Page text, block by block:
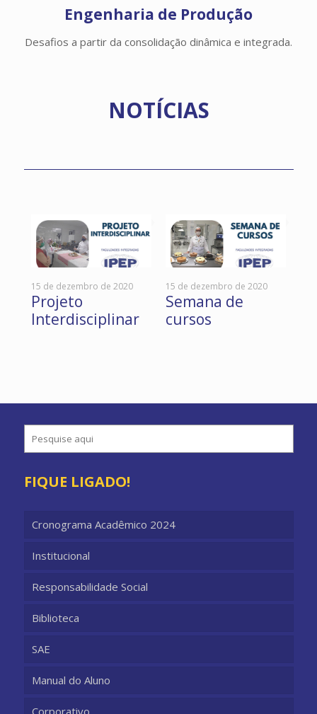
Engenharia de Produção
Desafios a partir da consolidação dinâmica e integrada.
NOTÍCIAS
15 de dezembro de 2020
Projeto
Interdisciplinar
15 de dezembro de 2020
Semana de
cursos
FIQUE LIGADO!
Cronograma Acadêmico 2024
Institucional
Responsabilidade Social
Biblioteca
SAE
Manual do Aluno
Corporativo